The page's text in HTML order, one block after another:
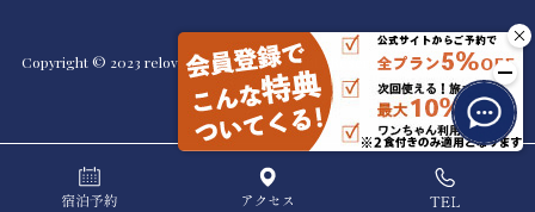
Copyright © 2023 relovacations, Inc All Rights Reserved